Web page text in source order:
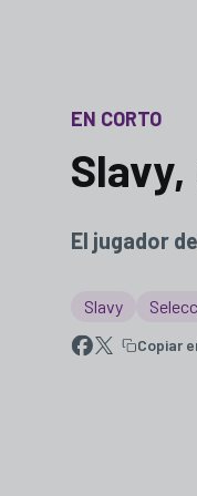
EN CORTO
El jugador
Slavy
Copiar